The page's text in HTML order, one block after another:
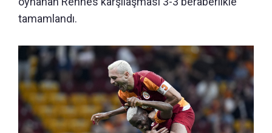
tamamlandı.